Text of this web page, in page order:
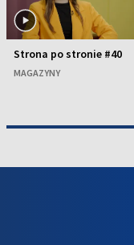
Strona po stronie #40
MAGAZYNY